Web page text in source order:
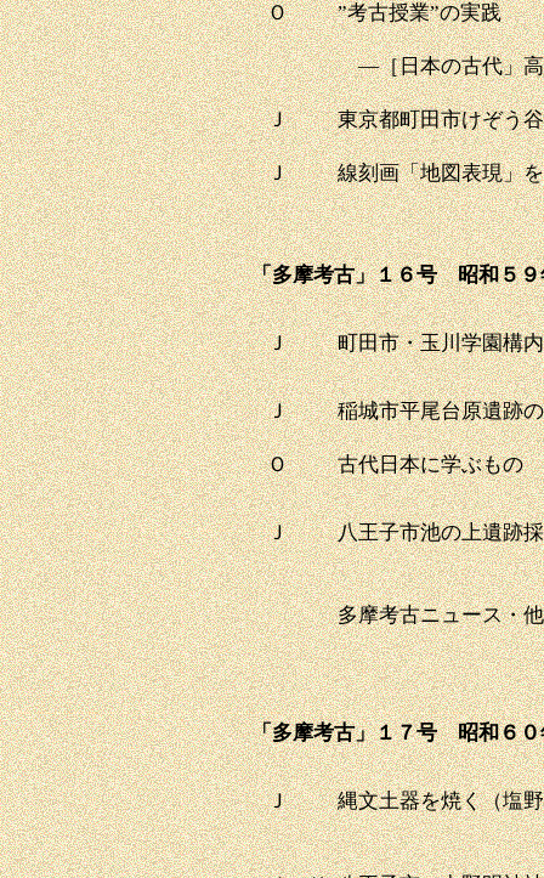
Ｏ ”考古授業”の実践
―［日本の古代」
Ｊ 東京都町田市けぞう
Ｊ 線刻画「地図表現」
「多摩考古」１６号 昭和５９
Ｊ 町田市・玉川学園構
Ｊ 稲城市平尾台原遺跡
Ｏ 古代日本に学ぶもの
Ｊ 八王子市池の上遺跡
多摩考古ニュース・他
「多摩考古」１７号 昭和６０
Ｊ 縄文土器を焼く（塩